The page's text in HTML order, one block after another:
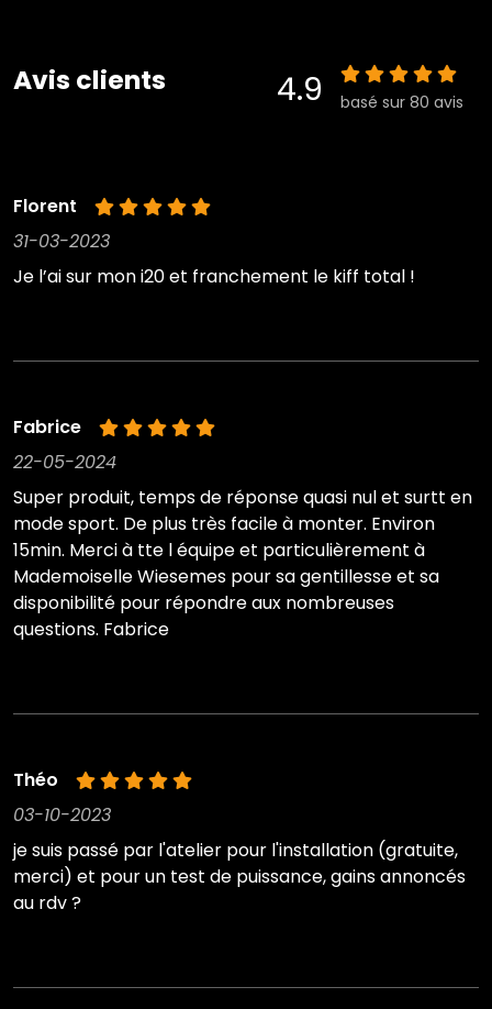
Avis clients 4.9 basé sur 80 avis
Florent
31-03-2023
Je l’ai sur mon i20 et franchement le kiff total !
Fabrice
22-05-2024
Super produit, temps de réponse quasi nul et surtt en
mode sport. De plus très facile à monter. Environ
15min. Merci à tte l équipe et particulièrement à
Mademoiselle Wiesemes pour sa gentillesse et sa
disponibilité pour répondre aux nombreuses
questions. Fabrice
Théo
03-10-2023
je suis passé par l'atelier pour l'installation (gratuite,
merci) et pour un test de puissance, gains annoncés
au rdv ?